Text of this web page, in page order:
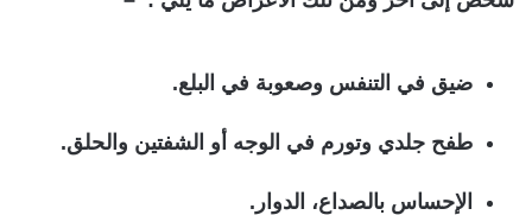
ضيق في التنفس وصعوبة في البلع.
طفح جلدي وتورم في الوجه أو الشفتين والحلق.
الإحساس بالصداع، الدوار.